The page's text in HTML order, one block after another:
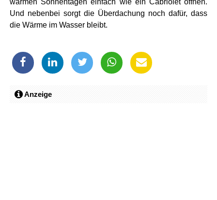
Und nebenbei sorgt die Überdachung noch dafür, dass
die Wärme im Wasser bleibt.
Anzeige